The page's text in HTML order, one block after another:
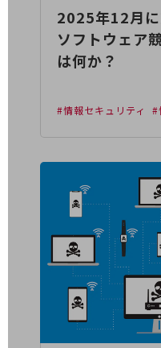
顧客体験（CX）改善
人材不足解消
医療・介護
2025年12月
ソフトウェア
は何か？
#情報セキュリティ #